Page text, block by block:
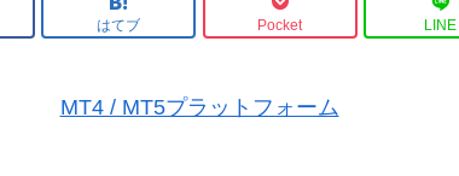
はてブ Pocket LINE
MT4 / MT5プラットフォーム